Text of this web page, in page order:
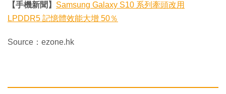
【手機新聞】 Samsung Galaxy S10 系列牽頭改用
LPDDR5 記憶體效能大增 50％
Source：ezone.hk